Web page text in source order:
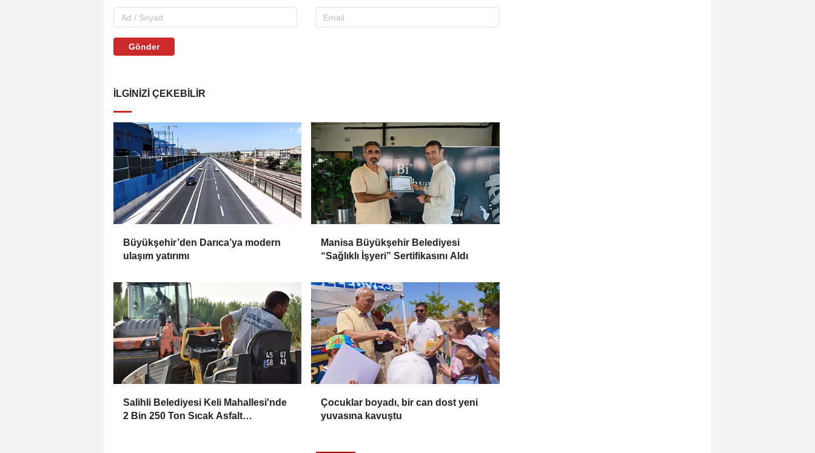
Gönder
İLGINIZI ÇEKEBILIR
Büyükşehir’den Darıca’ya modern
ulaşım yatırımı
Manisa Büyükşehir Belediyesi
“Sağlıklı İşyeri” Sertifikasını Aldı
Salihli Belediyesi Keli Mahallesi'nde
2 Bin 250 Ton Sıcak Asfalt
Çocuklar boyadı, bir can dost yeni
yuvasına kavuştu